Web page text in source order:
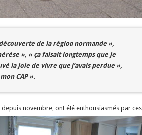
de la région normande »,
», « ça faisait longtemps que je
la joie de vivre que j’avais perdue »,
CAP ».
novembre, ont été enthousiasmés par ces